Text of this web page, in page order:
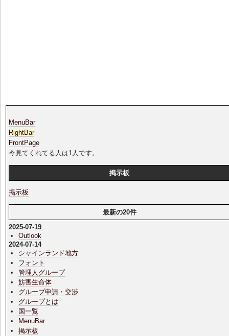
MenuBar
RightBar
FrontPage
今見てくれてる人は1人です。
掲示板
掲示板
最新の20件
2025-07-19
Outlook
2024-07-14
シャインランド地方
フォント
管理人グループ
妨害生命体
グループ申請・交渉
グループとは
国一覧
MenuBar
掲示板